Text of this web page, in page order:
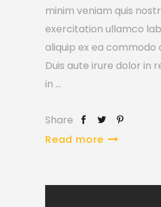
minim veniam quis
exercitation ullamco
aliquip ex ea commodo
Duis aute irure dolor in
in
Share
Read more